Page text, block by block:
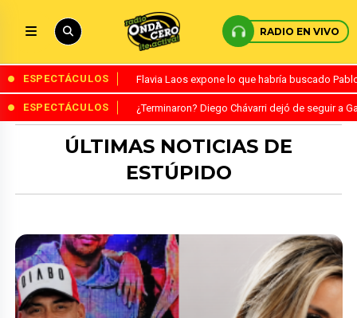
RADIO EN VIVO
ESPECTÁCULOS Flavia Laos expone lo que habría buscado
ESPECTÁCULOS ¿Terminaron? Diego Chávarri dejó de seguir a
ÚLTIMAS NOTICIAS DE
ESTÚPIDO